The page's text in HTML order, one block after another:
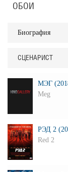
ОБОИ
Биография
СЦЕНАРИСТ
МЭГ
Meg
РЭД 2
Red 2